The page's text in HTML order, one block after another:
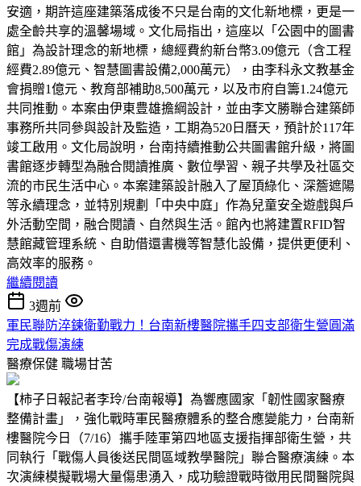
安適，期許這座建築落成後不只是台南的文化新地標，更是一
處全齡共享的溫馨場域。文化局指出，這座以「公園中的圖書
館」為設計理念的新地標，總經費約新台幣3.09億元（含工程
經費2.89億元、智慧圖書設備2,000萬元），由李科永文教基金
會捐贈1億元、教育部補助8,500萬元，以及市府自籌1.24億元
共同推動。本案由伊東豊雄擔綱設計，並由李文勝聯合建築師
事務所共同參與設計及監造，工期為520日曆天，預計於117年
竣工啟用。文化局說明，台南持續推動公共圖書館升級，將圖
書館逐步轉型為融合閱讀推廣、數位學習、親子共學及社區交
流的市民生活中心。本案建築設計融入了屋頂綠化、深簷遮陽
等永續理念，並特別規劃「中央中庭」作為兒童安全遊戲與戶
外活動空間，融合閱讀、自然與生活。館內也將建置RFID智
慧館藏管理系統、自助借還書機等智慧化設備，提供更便利、
高效率的服務。
繼續閱讀
3週前
軍民聯防淬鍊衛勤戰力！台南新樓醫院攜手四支部衛生營圓滿
完成戰傷演練
醫療保健 職場甘苦
【柿子日報記者李玲/台南報導】為響應國家「韌性國家醫療
整備計畫」，強化戰時軍民醫療體系的整合應變能力，台南新
樓醫院今日（7/16）攜手陸軍第四地區支援指揮部衛生營，共
同執行「戰傷人員後送民間區域教學醫院」聯合醫療演練。本
次演練模擬戰場大量傷患湧入，成功驗證戰時徵用民間醫院與